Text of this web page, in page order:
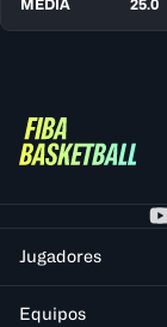
MEDIA 25.0
Jugadores
Equipos